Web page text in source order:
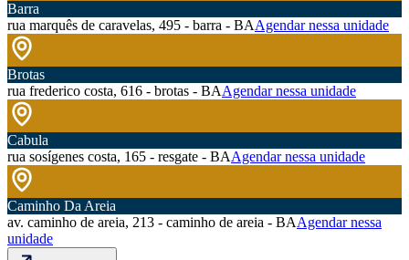
Barra
rua marquês de caravelas, 495 - barra - BAAgendar nessa unidade
Brotas
rua frederico costa, 616 - brotas - BAAgendar nessa unidade
Cabula
rua sosígenes costa, 165 - resgate - BAAgendar nessa unidade
Caminho Da Areia
av. caminho de areia, 213 - caminho de areia - BAAgendar nessa
unidade